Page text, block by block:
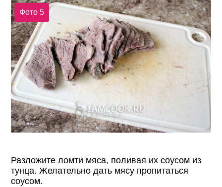
Фото 5
Разложите ломти мяса, поливая их соусом из
тунца. Желательно дать мясу пропитаться
соусом.